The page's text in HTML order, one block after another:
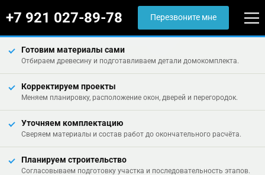
+7 921 027-89-78 Перезвоните мне
Готовим материалы сами
Отбираем древесину и подготавливаем детали домокомплекта.
Корректируем проекты
Меняем планировку, расположение окон, дверей и перегородок.
Уточняем комплектацию
Сверяем материалы и состав работ до окончательного расчёта.
Планируем строительство
Согласовываем подготовку участка и последовательность этапов.